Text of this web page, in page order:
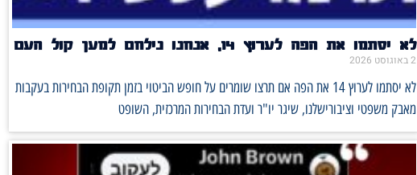
לא יסתמו את הפה לערוץ 14, אנחנו נילחם למען קול העם
2 באוגוסט 2026
לא יסתמו לערוץ 14 את הפה אם תרצו שומרים על חופש הביטוי בזמן תקופת הבחירות בעקבות
מאבק משפטי וציבורישלנו, שיגר יו"ר ועדת הבחירות המרכזית, השופט